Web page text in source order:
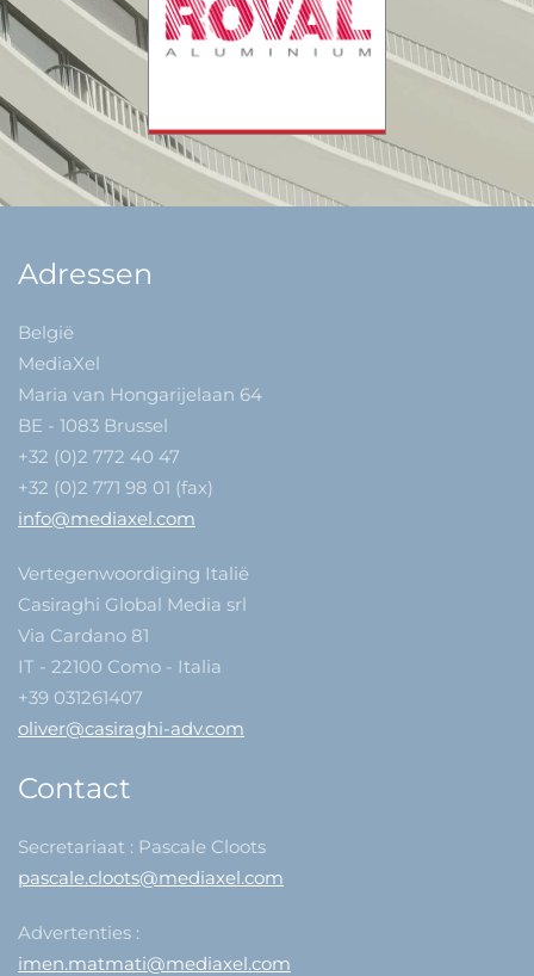
Adressen
België
MediaXel
Maria van Hongarijelaan 64
BE - 1083 Brussel
+32 (0)2 772 40 47
+32 (0)2 771 98 01 (fax)
info@mediaxel.com
Vertegenwoordiging Italië
Casiraghi Global Media srl
Via Cardano 81
IT - 22100 Como - Italia
+39 031261407
oliver@casiraghi-adv.com
Contact
Secretariaat : Pascale Cloots
pascale.cloots@mediaxel.com
Advertenties :
imen.matmati@mediaxel.com